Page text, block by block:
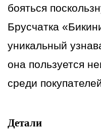
бояться
Брусчатка
уникальный
она пользуется
среди
Детали